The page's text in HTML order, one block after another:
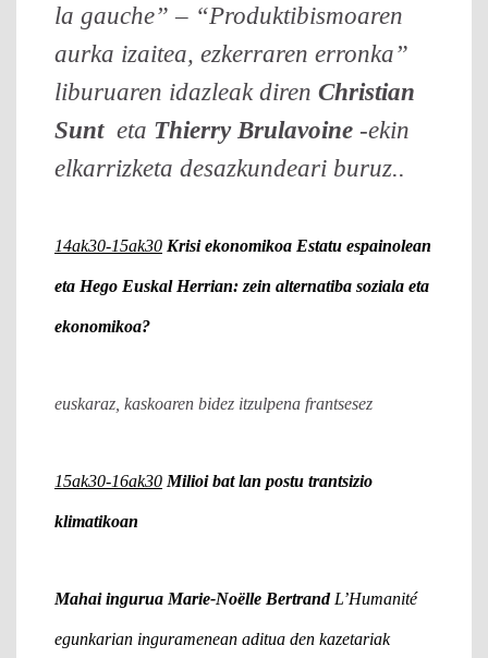
la gauche” – “Produktibismoaren
aurka izaitea, ezkerraren erronka”
liburuaren idazleak diren Christian
Sunt eta Thierry Brulavoine -ekin
elkarrizketa desazkundeari buruz..
14ak30-15ak30 Krisi ekonomikoa Estatu espainolean
eta Hego Euskal Herrian: zein alternatiba soziala eta
ekonomikoa?
euskaraz, kaskoaren bidez itzulpena frantsesez
15ak30-16ak30 Milioi bat lan postu trantsizio
klimatikoan
Mahai ingurua Marie-Noëlle BertrandL’Humanité
egunkarian inguramenean aditua den kazetariak